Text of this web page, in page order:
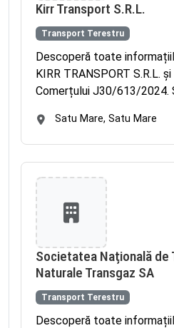
Kirr Transport S.R.L.
Transport Terestru
Descoperă toate
KIRR TRANSPORT S.R.L.
Comerțului J30/613/2024.
Satu Mare, Satu Mare
Societatea Națională de
Naturale Transgaz SA
Transport Terestru
Descoperă toate